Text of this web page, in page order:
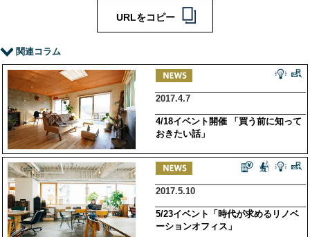
URLをコピー
関連コラム
2017.4.7
4/18イベント開催 「買う前に知って
おきたい話」
2017.5.10
5/23イベント「時代が求めるリノベ
ーションオフィス」